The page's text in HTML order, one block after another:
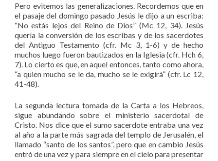
Pero evitemos las generalizaciones. Recordemos que en
el pasaje del domingo pasado Jesús le dijo a un escriba:
“No estás lejos del Reino de Dios” (Mc 12, 34). Jesús
quería la conversión de los escribas y de los sacerdotes
del Antiguo Testamento (cfr. Mc 3, 1-6) y de hecho
muchos luego fueron bautizados en la Iglesia (cfr. Hch 6,
7). Lo cierto es que, en aquel entonces, tanto como ahora,
“a quien mucho se le da, mucho se le exigirá” (cfr. Lc 12,
41-48).
La segunda lectura tomada de la Carta a los Hebreos,
sigue abundando sobre el ministerio sacerdotal de
Cristo. Nos dice que el sumo sacerdote entraba una vez
al año a la parte más sagrada del templo de Jerusalén, el
llamado “santo de los santos”, pero que en cambio Jesús
entró de una vez y para siempre en el cielo para presentar